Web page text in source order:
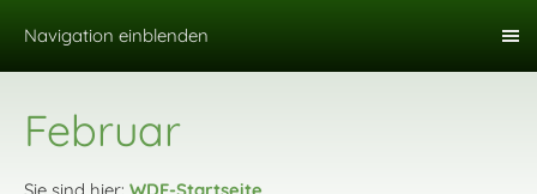
Navigation einblenden
Februar